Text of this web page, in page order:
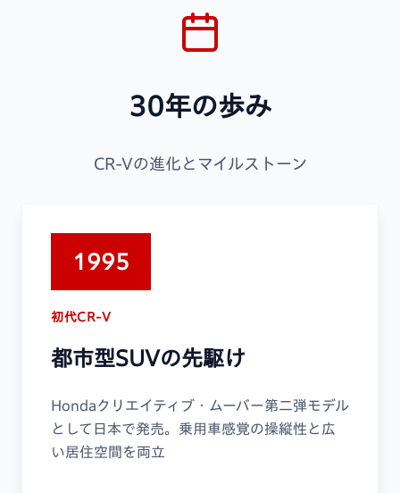
30年の歩み
CR-Vの進化とマイルストーン
1995
初代CR-V
都市型SUVの先駆け
Hondaクリエイティブ・ムーバー第二弾モデル
として日本で発売。乗用車感覚の操縦性と広
い居住空間を両立